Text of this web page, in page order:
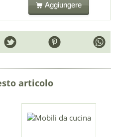
Aggiungere
articolo